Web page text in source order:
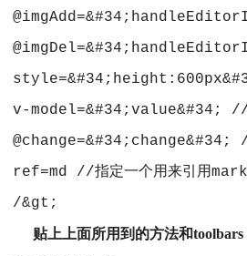
v-model=&#34;value&#34;
@change=&#34;change&#34;
ref=md //指定一个用来引用
/&gt;
贴上上面所用到的方法和